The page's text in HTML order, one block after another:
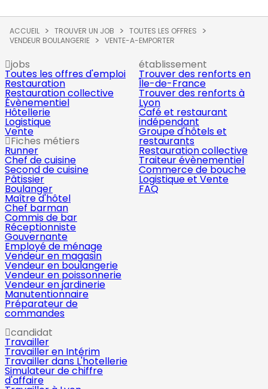
ACCUEIL TROUVER UN JOB
TOUTES LES OFFRES
VENDEUR BOULANGERIE
VENTE-A-EMPORTER
jobs
Toutes les offres d'emploi
Restauration
Restauration collective
Évènementiel
Hôtellerie
Logistique
Vente
Fiches métiers
Runner
Chef de cuisine
Second de cuisine
Pâtissier
Boulanger
Maître d'hôtel
Chef barman
Commis de bar
Réceptionniste
Gouvernante
Employé de ménage
Vendeur en magasin
Vendeur en boulangerie
Vendeur en poissonnerie
Vendeur en jardinerie
Manutentionnaire
Préparateur de
commandes
établissement
Trouver des renforts en
Île-de-France
Trouver des renforts à
Lyon
Café et restaurant
indépendant
Groupe d'hôtels et
restaurants
Restauration collective
Traiteur évènementiel
Commerce de bouche
Logistique et Vente
FAQ
candidat
Travailler
Travailler en Intérim
Travailler dans L'hotellerie
Simulateur de chiffre
d'affaire